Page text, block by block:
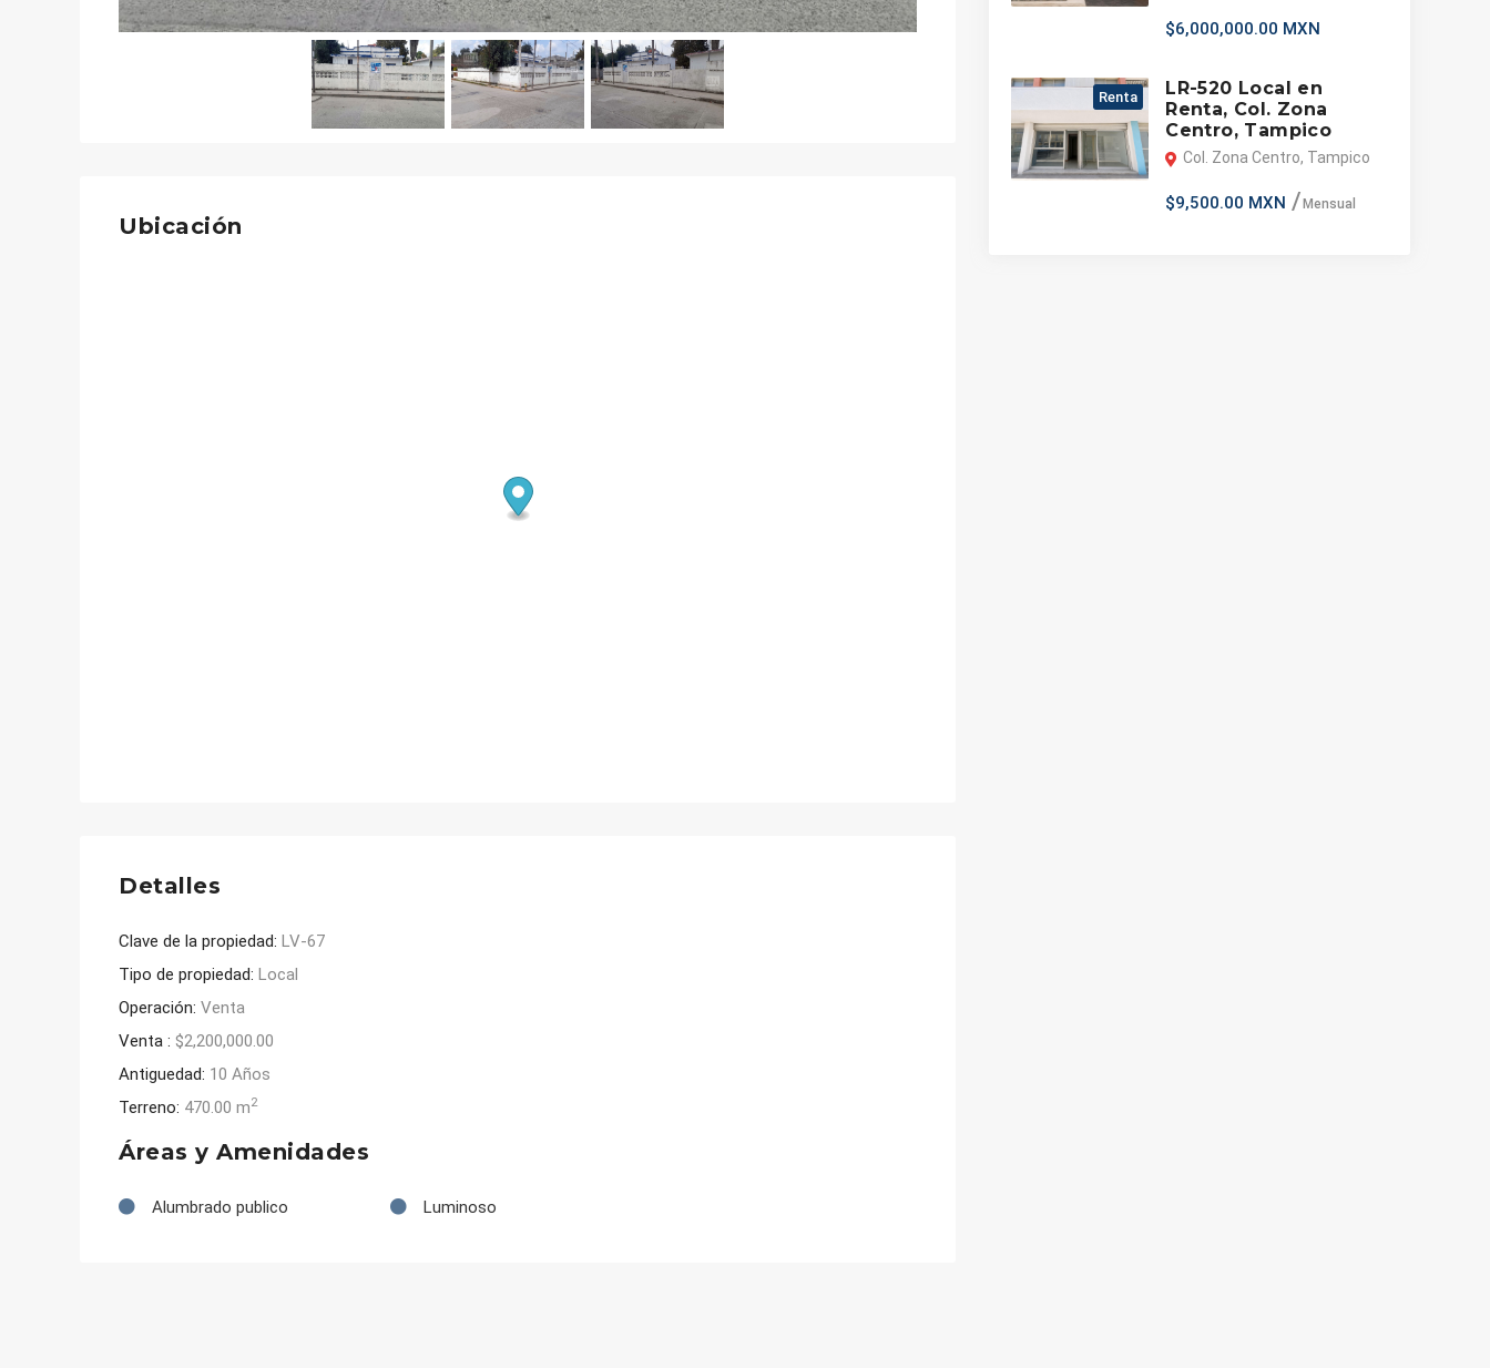
Ubicación
Detalles
Clave de la propiedad: LV-67
Tipo de propiedad: Local
Operación: Venta
Venta : $2,200,000.00
Antiguedad: 10 Años
Terreno: 470.00 m2
Áreas y Amenidades
Alumbrado publico Luminoso
$6,000,000.00 MXN
Renta
LR-520 Local en
Renta, Col. Zona
Centro, Tampico
Col. Zona Centro, Tampico
$9,500.00 MXN Mensual